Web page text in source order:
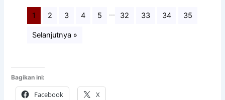
1 2 3 4 5 … 32 33 34 35
Selanjutnya »
Bagikan ini:
Facebook X